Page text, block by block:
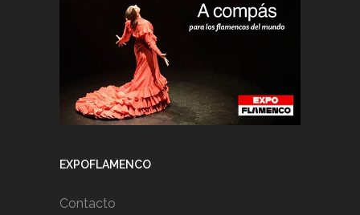
EXPOFLAMENCO
Contacto